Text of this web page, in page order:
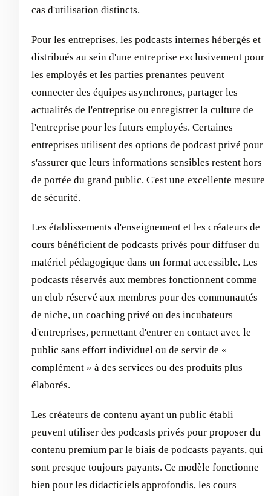
cas d'utilisation distincts.
Pour les entreprises, les podcasts internes hébergés et
distribués au sein d'une entreprise exclusivement pour
les employés et les parties prenantes peuvent
connecter des équipes asynchrones, partager les
actualités de l'entreprise ou enregistrer la culture de
l'entreprise pour les futurs employés. Certaines
entreprises utilisent des options de podcast privé pour
s'assurer que leurs informations sensibles restent hors
de portée du grand public. C'est une excellente mesure
de sécurité.
Les établissements d'enseignement et les créateurs de
cours bénéficient de podcasts privés pour diffuser du
matériel pédagogique dans un format accessible. Les
podcasts réservés aux membres fonctionnent comme
un club réservé aux membres pour des communautés
de niche, un coaching privé ou des incubateurs
d'entreprises, permettant d'entrer en contact avec le
public sans effort individuel ou de servir de «
complément » à des services ou des produits plus
élaborés.
Les créateurs de contenu ayant un public établi
peuvent utiliser des podcasts privés pour proposer du
contenu premium par le biais de podcasts payants, qui
sont presque toujours payants. Ce modèle fonctionne
bien pour les didacticiels approfondis, les cours